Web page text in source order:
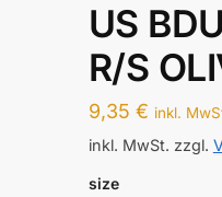
US
R/S
9,35 € inkl.
inkl. MwSt. zzgl.
size